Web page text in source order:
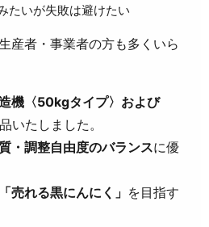
たいが失敗は避けたい
産者・事業者の方も多くいら
機〈50kgタイプ〉および
いたしました。
・調整自由度のバランスに優
「売れる黒にんにく」 を目指す